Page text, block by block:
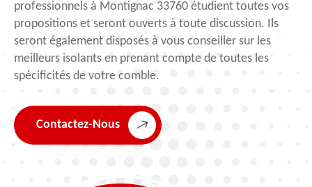
professionnels à Montignac 33760 étudient toutes vos
propositions et seront ouverts à toute discussion. Ils
seront également disposés à vous conseiller sur les
meilleurs isolants en prenant compte de toutes les
spécificités de votre comble.
Contactez-Nous